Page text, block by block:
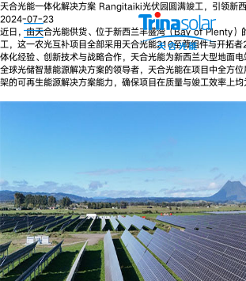
天合光能一体化解决方案 Rangitaiki光伏园圆满竣工，引领新
2024-07-23
近日，由天合光能供货、位于新西兰丰盛湾（Bay of Plenty
工，这一农光互补项目全部采用天合光能210至尊组件与开拓
体化经验、创新技术与战略合作，天合光能为新西兰大型地面
全球光储智慧能源解决方案的领导者，天合光能在项目中全方
架的可再生能源解决方案能力，确保项目在质量与竣工效率上均